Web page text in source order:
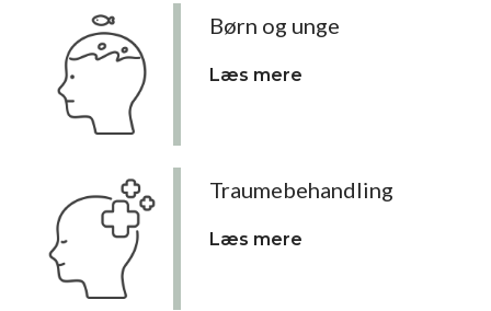
Børn og unge
Læs mere
Traumebehandling
Læs mere